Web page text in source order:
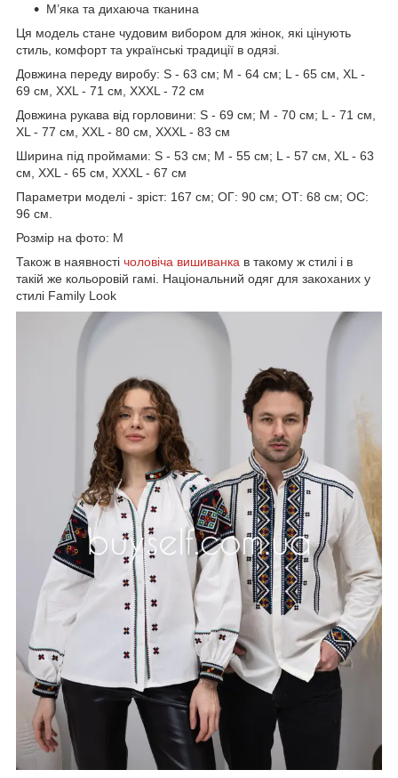
М’яка та дихаюча тканина
Ця модель стане чудовим вибором для жінок, які цінують
стиль, комфорт та українські традиції в одязі.
Довжина переду виробу: S - 63 см; M - 64 см; L - 65 см, XL -
69 см, XXL - 71 см, XXXL - 72 см
Довжина рукава від горловини: S - 69 см; M - 70 см; L - 71 см,
XL - 77 см, XXL - 80 см, XXXL - 83 см
Ширина під проймами: S - 53 см; M - 55 см; L - 57 см, XL - 63
см, XXL - 65 см, XXXL - 67 см
Параметри моделі - зріст: 167 см; ОГ: 90 см; ОТ: 68 см; ОС:
96 см.
Розмір на фото: М
Також в наявності чоловіча вишиванка в такому ж стилі і в
такій же кольоровій гамі. Національний одяг для закоханих у
стилі Family Look